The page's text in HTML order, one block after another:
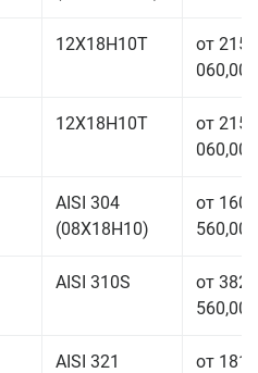
12Х18Н10Т
от 215
060,00
12Х18Н10Т
от 215
060,00
AISI 304
(08Х18Н10)
от 160
560,00
AISI 310S
от 382
560,00
AISI 321
от 181